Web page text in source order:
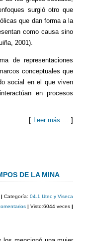
surgió otro que
que dan forma a la
como causa sino
2001).
de representaciones
conceptuales que
social en el que viven
en procesos
[ Leer más … ]
DE LA MINA
|Categoría:04.1 Utec y Viseca
| Visto:6044 veces|